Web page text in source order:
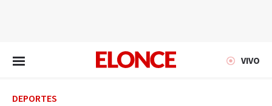
VIVO
DEPORTES